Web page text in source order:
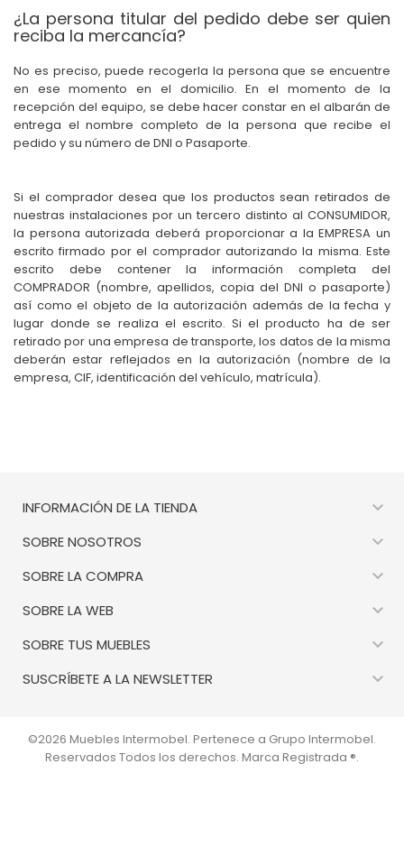
¿La persona titular del pedido debe ser quien
reciba la mercancía?
No es preciso, puede recogerla la persona que se encuentre
en ese momento en el domicilio. En el momento de la
recepción del equipo, se debe hacer constar en el albarán de
entrega el nombre completo de la persona que recibe el
pedido y su número de DNI o Pasaporte.
Si el comprador desea que los productos sean retirados de
nuestras instalaciones por un tercero distinto al CONSUMIDOR,
la persona autorizada deberá proporcionar a la EMPRESA un
escrito firmado por el comprador autorizando la misma. Este
escrito debe contener la información completa del
COMPRADOR (nombre, apellidos, copia del DNI o pasaporte)
así como el objeto de la autorización además de la fecha y
lugar donde se realiza el escrito. Si el producto ha de ser
retirado por una empresa de transporte, los datos de la misma
deberán estar reflejados en la autorización (nombre de la
empresa, CIF, identificación del vehículo, matrícula).
INFORMACIÓN DE LA TIENDA 
SOBRE NOSOTROS 
SOBRE LA COMPRA 
SOBRE LA WEB 
SOBRE TUS MUEBLES 
SUSCRÍBETE A LA NEWSLETTER 
©2026 Muebles Intermobel. Pertenece a Grupo Intermobel.
Reservados Todos los derechos. Marca Registrada ®.